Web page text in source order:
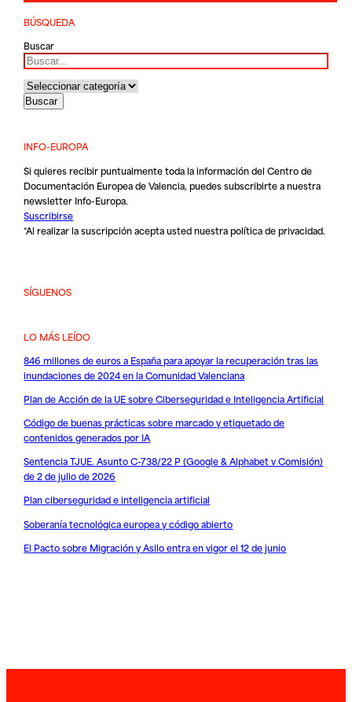
BÚSQUEDA
Buscar
INFO-EUROPA
Si quieres recibir puntualmente toda la información del Centro de
Documentación Europea de Valencia, puedes subscribirte a nuestra
newsletter Info-Europa.
Suscribirse
*Al realizar la suscripción acepta usted nuestrapolítica de privacidad.
SÍGUENOS
LO MÁS LEÍDO
846 millones de euros a España para apoyar la recuperación tras las
inundaciones de 2024 en la Comunidad Valenciana
Plan de Acción de la UE sobre Ciberseguridad e Inteligencia Artificial
Código de buenas prácticas sobre marcado y etiquetado de
contenidos generados por IA
Sentencia TJUE. Asunto C-738/22 P (Google & Alphabet v Comisión)
de 2 de julio de 2026
Plan ciberseguridad e inteligencia artificial
Soberanía tecnológica europea y código abierto
El Pacto sobre Migración y Asilo entra en vigor el 12 de junio